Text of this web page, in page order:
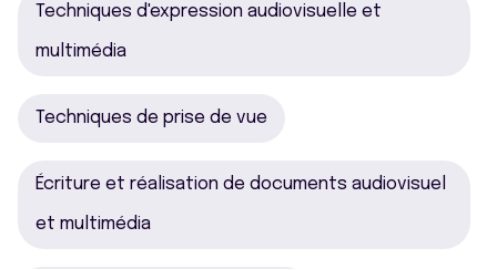
Techniques d'expression audiovisuelle et
multimédia
Techniques de prise de vue
Écriture et réalisation de documents audiovisuel
et multimédia